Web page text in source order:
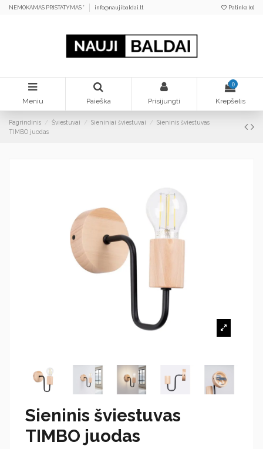
NEMOKAMAS PRISTATYMAS * info@naujibaldai.lt Patinka (0)
Meniu Paieška Prisijungti
0
Krepšelis
Pagrindinis Šviestuvai Sieniniai šviestuvai
Sieninis šviestuvas
TIMBO juodas
Sieninis šviestuvas
TIMBO juodas